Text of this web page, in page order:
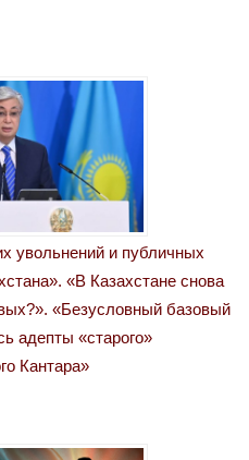
увольнений и публичных
«В Казахстане снова
«Безусловный базовый
адепты «старого»
Кантара»